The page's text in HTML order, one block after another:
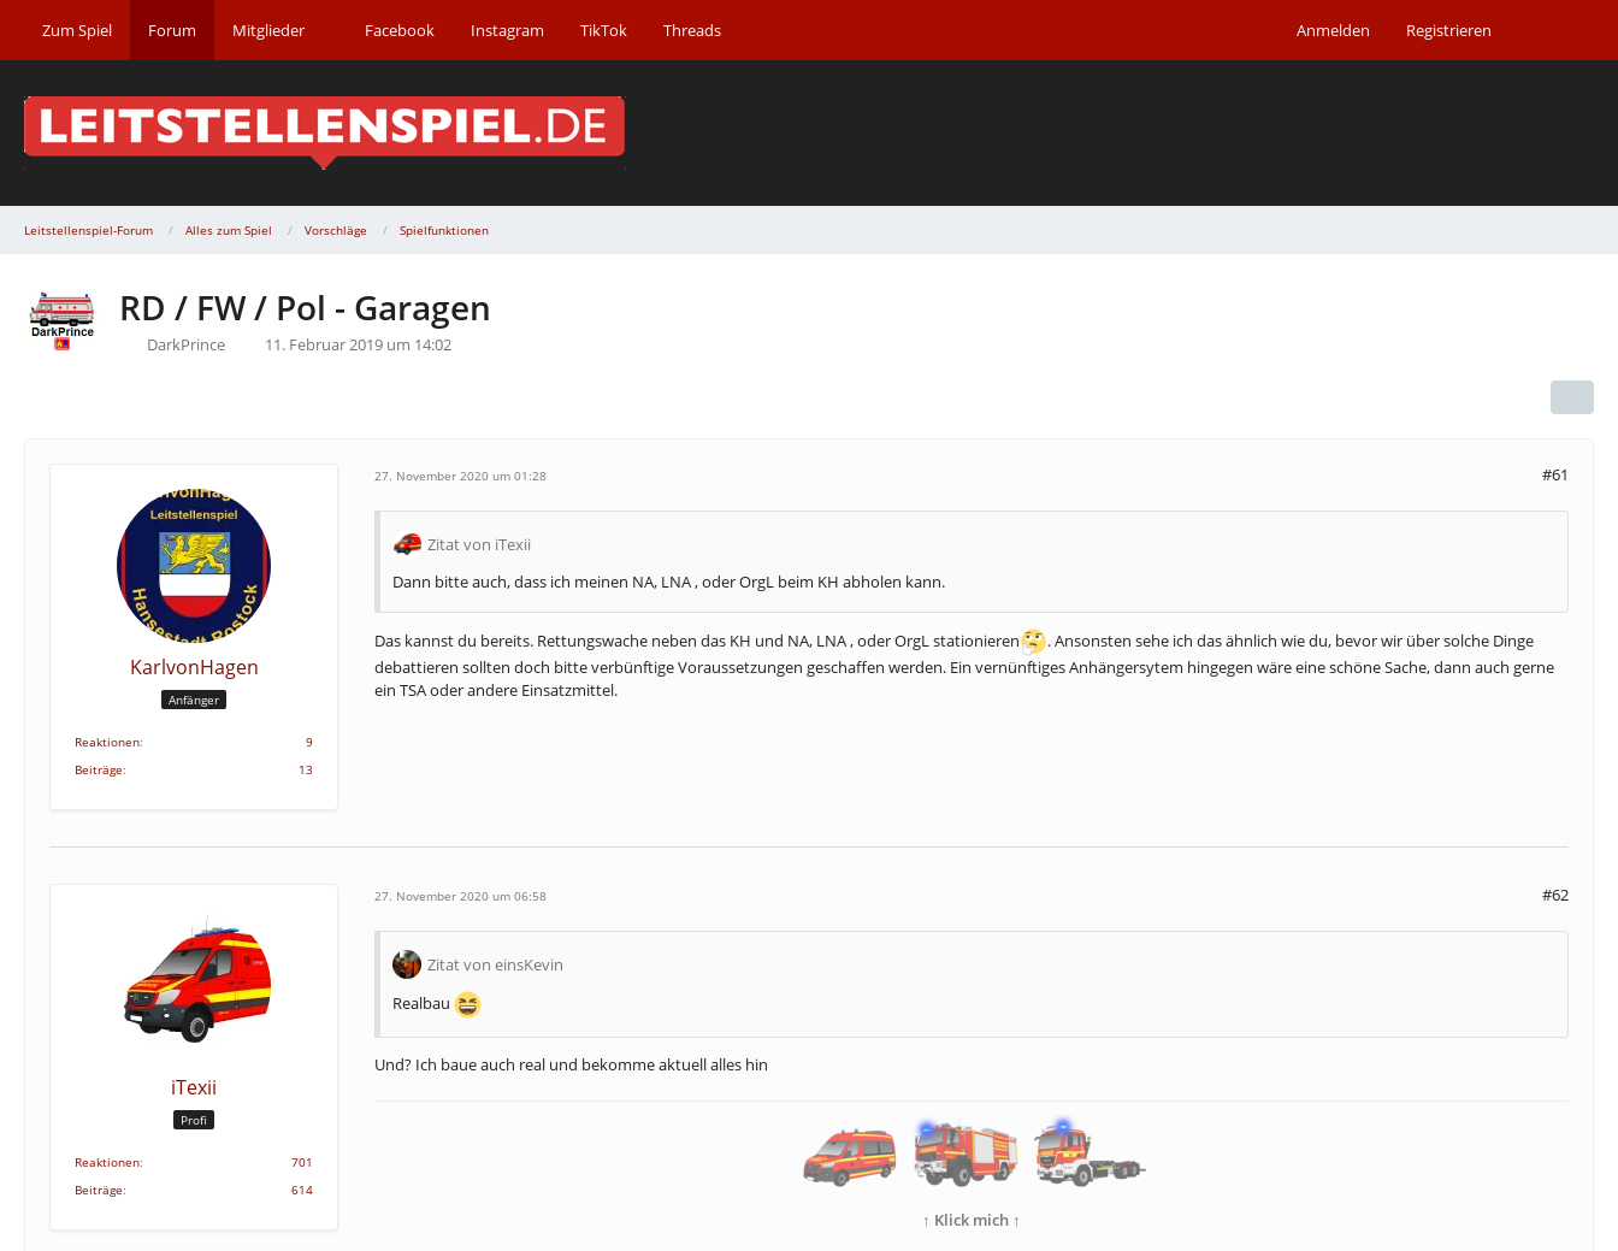
Zum Spiel Forum Mitglieder Facebook Instagram TikTok Threads Anmelden Registrieren
Leitstellenspiel-Forum Alles zum Spiel Vorschläge Spielfunktionen
RD / FW / Pol - Garagen
DarkPrince 11. Februar 2019 um 14:02
KarlvonHagen
Anfänger
Reaktionen
9
Beiträge
13
27. November 2020 um 01:28 #61
Zitat von iTexii
Dann bitte auch, dass ich meinen NA, LNA , oder OrgL beim KH abholen kann.
Das kannst du bereits. Rettungswache neben das KH und NA, LNA , oder OrgL stationieren
. Ansonsten sehe ich das ähnlich wie du, bevor wir über solche Dinge
debattieren sollten doch bitte verbünftige Voraussetzungen geschaffen werden. Ein vernünftiges Anhängersytem hingegen wäre eine schöne Sache, dann auch gerne
ein TSA oder andere Einsatzmittel.
iTexii
Profi
Reaktionen
701
Beiträge
614
27. November 2020 um 06:58 #62
Zitat von einsKevin
Realbau
Und? Ich baue auch real und bekomme aktuell alles hin
↑ Klick mich ↑